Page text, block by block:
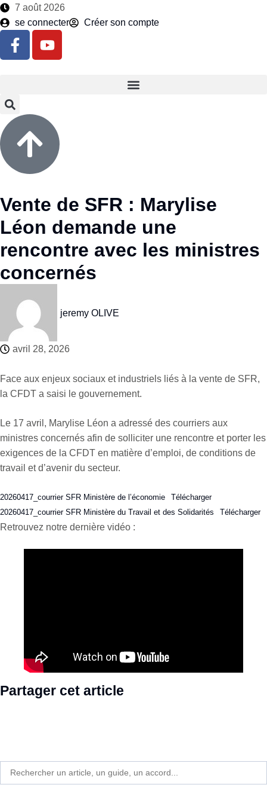
7 août 2026
se connecter
Créer son compte
Vente de SFR : Marylise
Léon demande une
rencontre avec les ministres
concernés
jeremy OLIVE
avril 28, 2026
Face aux enjeux sociaux et industriels liés à la vente de SFR,
la CFDT a saisi le gouvernement.
Le 17 avril, Marylise Léon a adressé des courriers aux
ministres concernés afin de solliciter une rencontre et porter les
exigences de la CFDT en matière d’emploi, de conditions de
travail et d’avenir du secteur.
20260417_courrier SFR Ministère de l’économie
Télécharger
20260417_courrier SFR Ministère du Travail et des Solidarités
Télécharger
Retrouvez notre dernière vidéo :
Partager cet article